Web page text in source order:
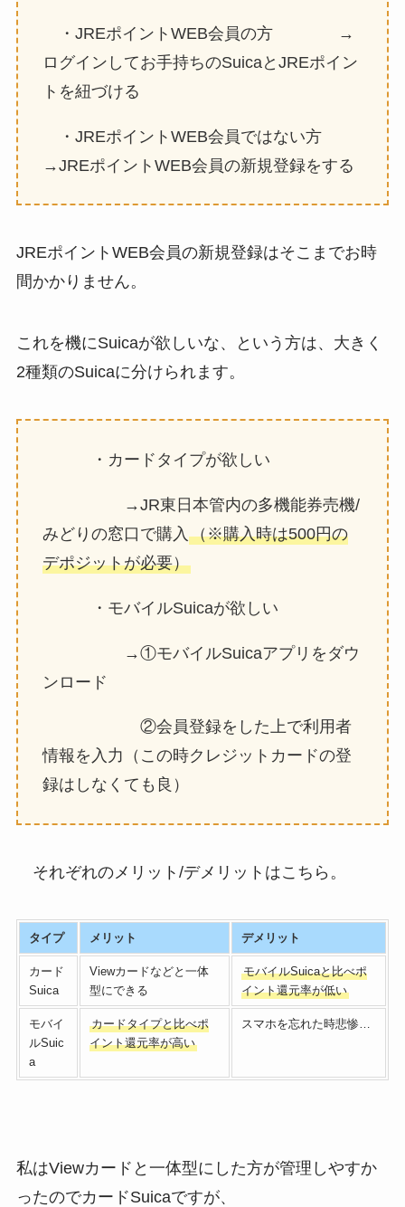
・JREポイントWEB会員の方 →
ログインしてお手持ちのSuicaとJREポイン
トを紐づける
・JREポイントWEB会員ではない方
→JREポイントWEB会員の新規登録をする
JREポイントWEB会員の新規登録はそこまでお時
間かかりません。
これを機にSuicaが欲しいな、という方は、大きく
2種類のSuicaに分けられます。
・カードタイプが欲しい
→JR東日本管内の多機能券売機/
みどりの窓口で購入 （※購入時は500円の
デポジットが必要）
・モバイルSuicaが欲しい
→①モバイルSuicaアプリをダウ
ンロード
②会員登録をした上で利用者
情報を入力（この時クレジットカードの登
録はしなくても良）
それぞれのメリット/デメリットはこちら。
タイプ メリット デメリット
カード
Suica
Viewカードなどと一体
型にできる
モバイルSuicaと比べポ
イント還元率が低い
モバイ
ルSuic
a
カードタイプと比べポ
イント還元率が高い
スマホを忘れた時悲惨…
私はViewカードと一体型にした方が管理しやすか
ったのでカードSuicaですが、